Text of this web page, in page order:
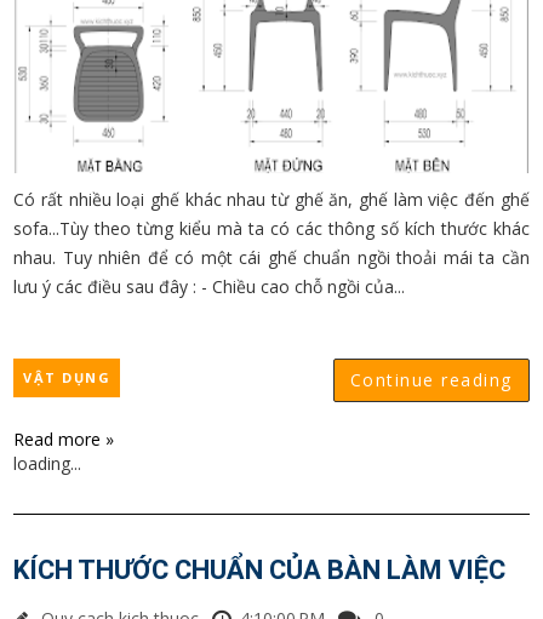
Có rất nhiều loại ghế khác nhau từ ghế ăn, ghế làm việc đến ghế
sofa...Tùy theo từng kiểu mà ta có các thông số kích thước khác
nhau. Tuy nhiên để có một cái ghế chuẩn ngồi thoải mái ta cần
lưu ý các điều sau đây : - Chiều cao chỗ ngồi của...
Continue reading
VẬT DỤNG
Read more »
loading...
KÍCH THƯỚC CHUẨN CỦA BÀN LÀM VIỆC